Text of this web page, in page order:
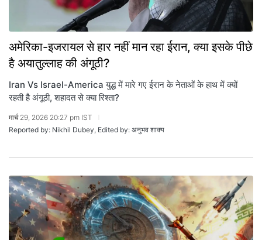
अमेरिका-इजरायल से हार नहीं मान रहा ईरान, क्या इसके पीछे
है अयातुल्लाह की अंगूठी?
Iran Vs Israel-America युद्ध में मारे गए ईरान के नेताओं के हाथ में क्यों
रहती है अंगूठी, शहादत से क्या रिश्ता?
मार्च 29, 2026 20:27 pm IST
Reported by: Nikhil Dubey, Edited by: अनुभव शाक्य